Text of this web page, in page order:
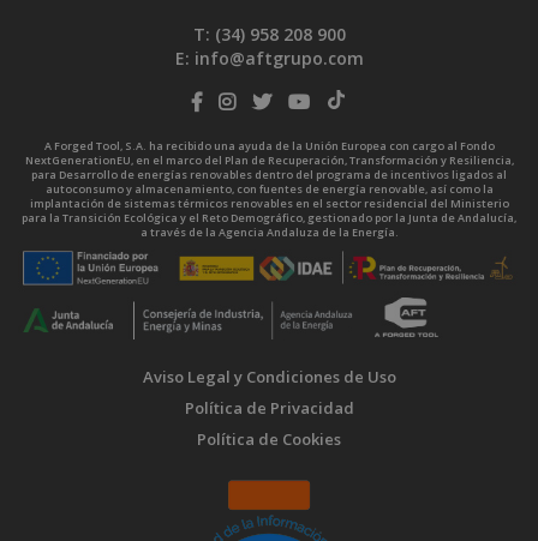
T: (34) 958 208 900
E: info@aftgrupo.com
A Forged Tool, S.A. ha recibido una ayuda de la Unión Europea con cargo al Fondo
NextGenerationEU, en el marco del Plan de Recuperación, Transformación y Resiliencia,
para Desarrollo de energías renovables dentro del programa de incentivos ligados al
autoconsumo y almacenamiento, con fuentes de energía renovable, así como la
implantación de sistemas térmicos renovables en el sector residencial del Ministerio
para la Transición Ecológica y el Reto Demográfico, gestionado por la Junta de Andalucía,
a través de la Agencia Andaluza de la Energía.
Aviso Legal y Condiciones de Uso
Política de Privacidad
Política de Cookies